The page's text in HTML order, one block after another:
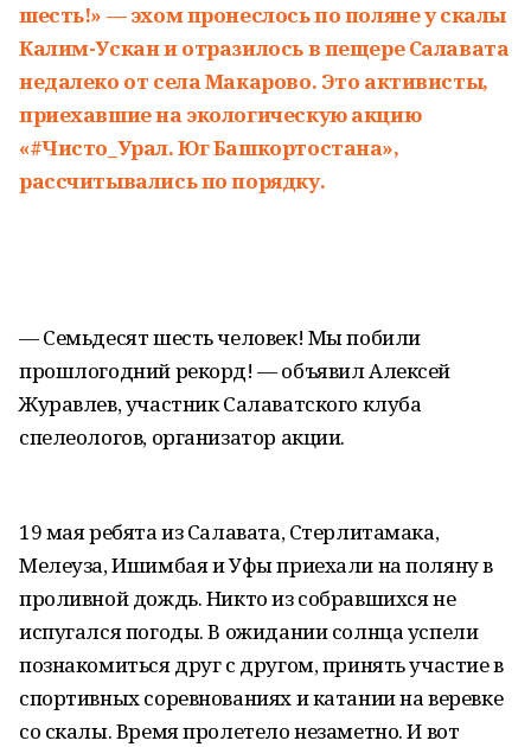
шесть!» — эхом пронеслось по поляне у скалы
Калим-Ускан и отразилось в пещере Салавата
недалеко от села Макарово. Это активисты,
приехавшие на экологическую акцию
«#Чисто_Урал. Юг Башкортостана»,
рассчитывались по порядку.
— Семьдесят шесть человек! Мы побили
прошлогодний рекорд! — объявил Алексей
Журавлев, участник Салаватского клуба
спелеологов, организатор акции.
19 мая ребята из Салавата, Стерлитамака,
Мелеуза, Ишимбая и Уфы приехали на поляну в
проливной дождь. Никто из собравшихся не
испугался погоды. В ожидании солнца успели
познакомиться друг с другом, принять участие в
спортивных соревнованиях и катании на веревке
со скалы. Время пролетело незаметно. И вот